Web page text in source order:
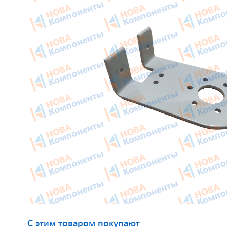
Приборные панели
Распродажа
Видеонаблюдение на транспорте
GPS и ГЛОНАСС трекеры
Датчики уровня топлива
Блоки СКЗИ (НКМ)
GPS/
этикеток
С этим товаром покупают